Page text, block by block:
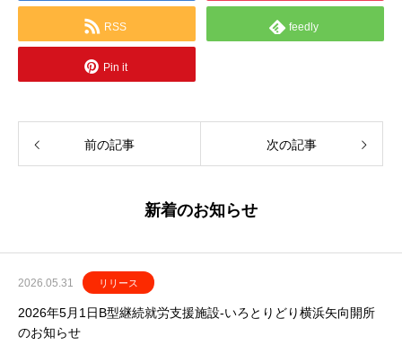
RSS feedly
Pin it
前の記事 次の記事
新着のお知らせ
2026.05.31 リリース
2026年5月1日B型継続就労支援施設-いろとりどり横浜矢向開所
のお知らせ